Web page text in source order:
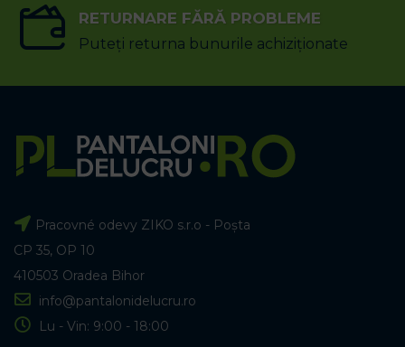
RETURNARE FĂRĂ PROBLEME
Puteți returna bunurile achiziționate
Pracovné odevy ZIKO s.r.o - Poșta
CP 35, OP 10
410503 Oradea Bihor
info@pantalonidelucru.ro
Lu - Vin: 9:00 - 18:00